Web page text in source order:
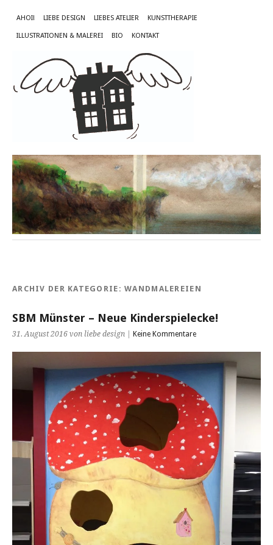
AHOI! LIEBE DESIGN LIEBES ATELIER KUNSTTHERAPIE
ILLUSTRATIONEN & MALEREI BIO KONTAKT
ARCHIV DER KATEGORIE:WANDMALEREIEN
SBM Münster – Neue Kinderspielecke!
31. August 2016 von liebe design | Keine Kommentare